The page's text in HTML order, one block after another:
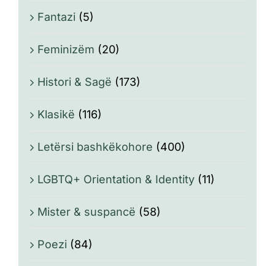
Fantazi (5)
Feminizëm (20)
Histori & Sagë (173)
Klasikë (116)
Letërsi bashkëkohore (400)
LGBTQ+ Orientation & Identity (11)
Mister & suspancë (58)
Poezi (84)